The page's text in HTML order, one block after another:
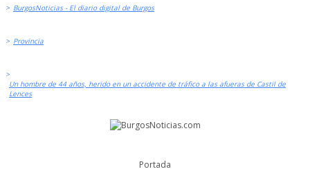
> BurgosNoticias - El diario digital de Burgos
> Provincia
>
Un hombre de 44 años, herido en un accidente de tráfico a las afueras de Castil de
Lences
Portada